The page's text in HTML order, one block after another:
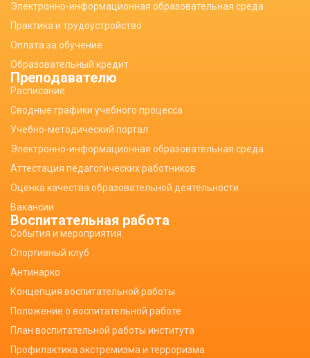
Электронно-информационная образовательная среда
Практика и трудоустройство
Оплата за обучение
Образовательный кредит
Преподавателю
Расписание
Сводные графики учебного процесса
Учебно-методический портал
Электронно-информационная образовательная среда
Аттестация педагогических работников
Оценка качества образовательной деятельности
Вакансии
Воспитательная работа
События и мероприятия
Спортивный клуб
Антинарко
Концепция воспитательной работы
Положение о воспитательной работе
План воспитательной работы института
Профилактика экстремизма и терроризма